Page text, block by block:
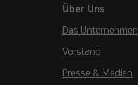
Über Uns
Das Unternehmen
Vorstand
Presse & Medien